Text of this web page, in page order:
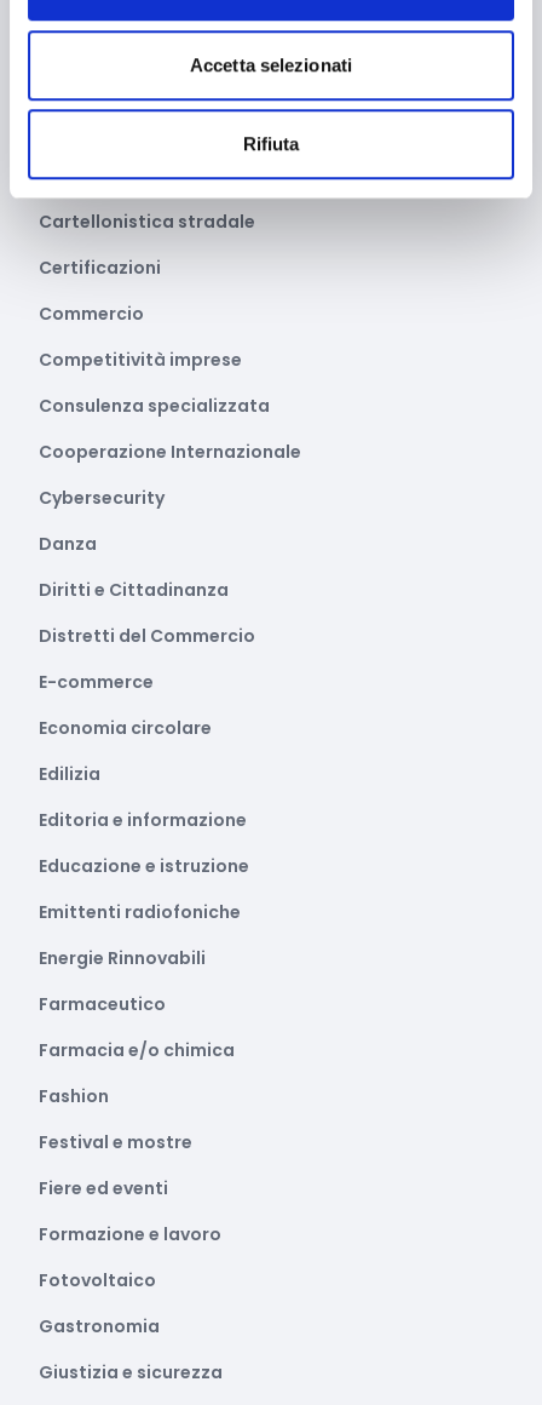
Accetta selezionati
Rifiuta
Avvio attività
Brevetti e licenze
Cartellonistica stradale
Certificazioni
Commercio
Competitività imprese
Consulenza specializzata
Cooperazione Internazionale
Cybersecurity
Danza
Diritti e Cittadinanza
Distretti del Commercio
E-commerce
Economia circolare
Edilizia
Editoria e informazione
Educazione e istruzione
Emittenti radiofoniche
Energie Rinnovabili
Farmaceutico
Farmacia e/o chimica
Fashion
Festival e mostre
Fiere ed eventi
Formazione e lavoro
Fotovoltaico
Gastronomia
Giustizia e sicurezza